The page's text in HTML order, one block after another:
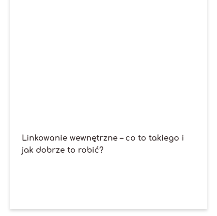
Linkowanie wewnętrzne – co to takiego i
jak dobrze to robić?